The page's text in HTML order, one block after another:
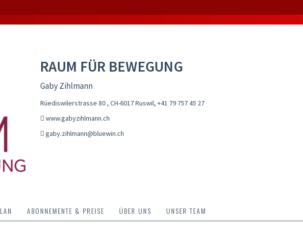
RAUM FÜR BEWEGUNG
Gaby Zihlmann
Rüediswilerstrasse 80 , CH-6017 Ruswil, +41 79 757 45 27
www.gabyzihlmann.ch
gaby.zihlmann@bluewin.ch
ABONNEMENTE & PREISE ÜBER UNS UNSER TEAM